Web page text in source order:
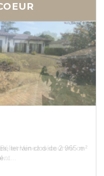
Venez décourvrir ce